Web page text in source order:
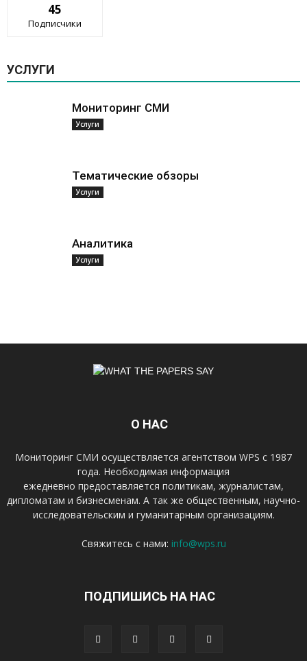
45
Подписчики
УСЛУГИ
Мониторинг СМИ
Услуги
Тематические обзоры
Услуги
Аналитика
Услуги
О НАС
Мониторинг СМИ осуществляется агентством WPS с 1987
года. Необходимая информация
ежедневно предоставляется политикам, журналистам,
дипломатам и бизнесменам. А так же общественным, научно-
исследовательским и гуманитарным организациям.
Свяжитесь с нами: info@wps.ru
ПОДПИШИСЬ НА НАС